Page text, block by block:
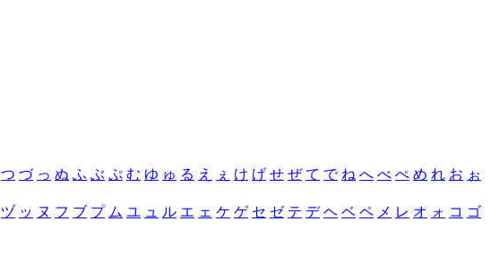
つ づ っ ぬ ふ ぶ ぷ む ゆ ゅ る え ぇ け げ せ ぜ て で ね へ べ ぺ め れ お ぉ
ヅ ッ ヌ フ ブ プ ム ユ ュ ル エ ェ ケ ゲ セ ゼ テ デ ヘ ベ ペ メ レ オ ォ コ ゴ